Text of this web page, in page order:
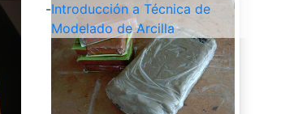
-Introducción a Técnica de
Modelado de Arcilla